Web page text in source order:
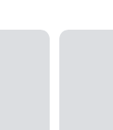
etc
pour la